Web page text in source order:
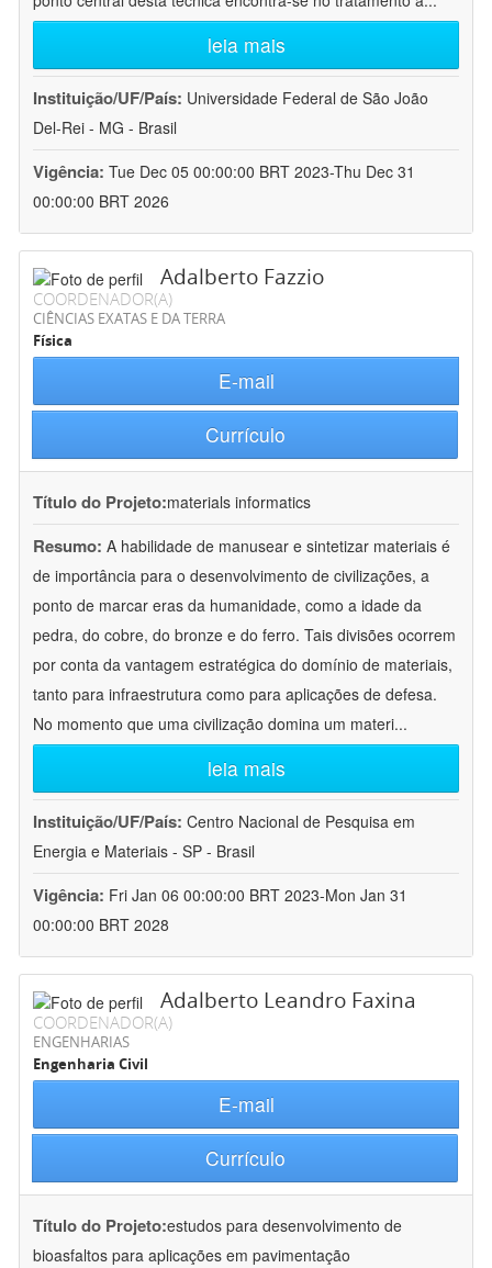
leia mais
Instituição/UF/País: Universidade Federal de São João
Del-Rei - MG - Brasil
Vigência: Tue Dec 05 00:00:00 BRT 2023-Thu Dec 31
00:00:00 BRT 2026
Adalberto Fazzio
COORDENADOR(A)
CIÊNCIAS EXATAS E DA TERRA
Física
E-mail
Currículo
Título do Projeto:materials informatics
Resumo: A habilidade de manusear e sintetizar materiais é
de importância para o desenvolvimento de civilizações, a
ponto de marcar eras da humanidade, como a idade da
pedra, do cobre, do bronze e do ferro. Tais divisões ocorrem
por conta da vantagem estratégica do domínio de materiais,
tanto para infraestrutura como para aplicações de defesa.
No momento que uma civilização domina um materi...
leia mais
Instituição/UF/País: Centro Nacional de Pesquisa em
Energia e Materiais - SP - Brasil
Vigência: Fri Jan 06 00:00:00 BRT 2023-Mon Jan 31
00:00:00 BRT 2028
Adalberto Leandro Faxina
COORDENADOR(A)
ENGENHARIAS
Engenharia Civil
E-mail
Currículo
Título do Projeto:estudos para desenvolvimento de
bioasfaltos para aplicações em pavimentação